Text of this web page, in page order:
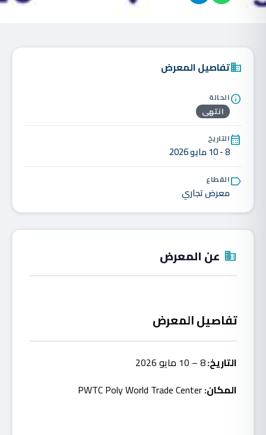
domain عن المعرض
تفاصيل المعرض
التاريخ:8 – 10 مايو 2026
المكان:
domainتفاصيل المعرض
infoالحالة
انتهى
calendar_monthالتاريخ
8 - 10 مايو 2026
labelالقطاع
معرض تجاري